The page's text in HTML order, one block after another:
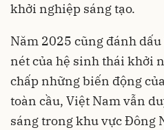
khởi nghiệp sáng tạo.
Năm 2025 cũng đánh
nét của hệ sinh thái khởi
chấp những biến động
toàn cầu, Việt Nam vẫn
sáng trong khu vực Đông